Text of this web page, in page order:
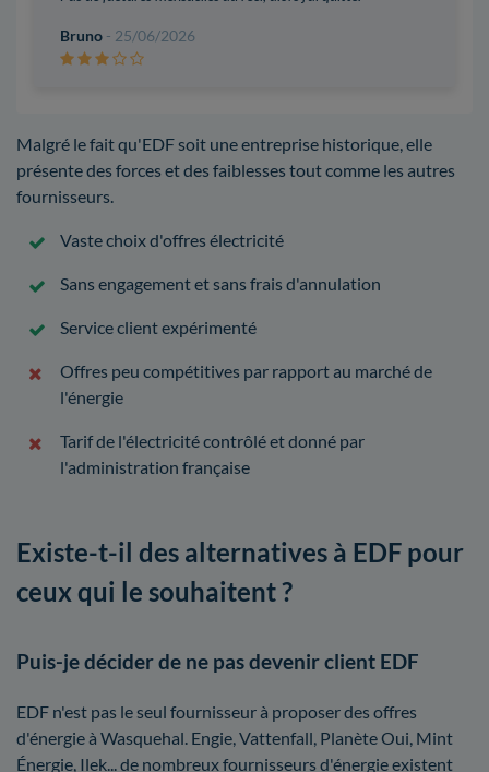
Bruno - 25/06/2026
Malgré le fait qu'EDF soit une entreprise historique, elle
présente des forces et des faiblesses tout comme les autres
fournisseurs.
Vaste choix d'offres électricité
Sans engagement et sans frais d'annulation
Service client expérimenté
Offres peu compétitives par rapport au marché de
l'énergie
Tarif de l'électricité contrôlé et donné par
l'administration française
Existe-t-il des alternatives à EDF pour
ceux qui le souhaitent ?
Puis-je décider de ne pas devenir client EDF
EDF n'est pas le seul fournisseur à proposer des offres
d'énergie à Wasquehal. Engie, Vattenfall, Planète Oui, Mint
Énergie, Ilek... de nombreux fournisseurs d'énergie existent